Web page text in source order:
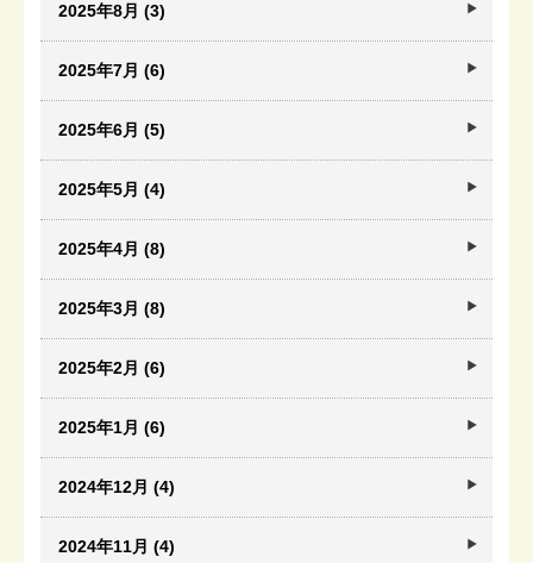
2025年8月 (3)
2025年7月 (6)
2025年6月 (5)
2025年5月 (4)
2025年4月 (8)
2025年3月 (8)
2025年2月 (6)
2025年1月 (6)
2024年12月 (4)
2024年11月 (4)